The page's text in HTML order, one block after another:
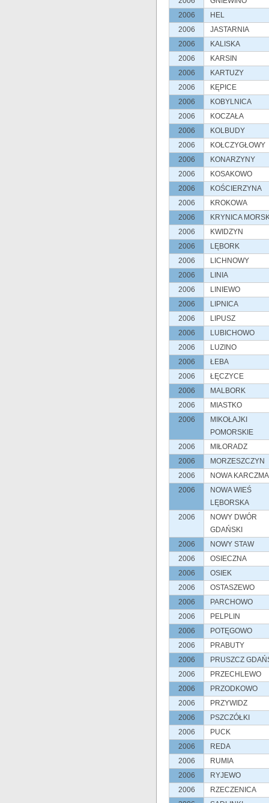
2006
HEL
2006
JASTARNIA
2006
KALISKA
2006
KARSIN
2006
KARTUZY
2006
KĘPICE
2006
KOBYLNICA
2006
KOCZAŁA
2006
KOLBUDY
2006
KOŁCZYGŁOWY
2006
KONARZYNY
2006
KOSAKOWO
2006
KOŚCIERZYNA
2006
KROKOWA
2006
KRYNICA
2006
KWIDZYN
2006
LĘBORK
2006
LICHNOWY
2006
LINIA
2006
LINIEWO
2006
LIPNICA
2006
LIPUSZ
2006
LUBICHOWO
2006
LUZINO
2006
ŁEBA
2006
ŁĘCZYCE
2006
MALBORK
2006
MIASTKO
2006
MIKOŁAJKI
POMORSKIE
2006
MIŁORADZ
2006
MORZESZCZYN
2006
NOWA KARCZMA
2006
NOWA WIEŚ
LĘBORSKA
2006
NOWY DWÓR
GDAŃSKI
2006
NOWY STAW
2006
OSIECZNA
2006
OSIEK
2006
OSTASZEWO
2006
PARCHOWO
2006
PELPLIN
2006
POTĘGOWO
2006
PRABUTY
2006
PRUSZCZ
2006
PRZECHLEWO
2006
PRZODKOWO
2006
PRZYWIDZ
2006
PSZCZÓŁKI
2006
PUCK
2006
REDA
2006
RUMIA
2006
RYJEWO
2006
RZECZENICA